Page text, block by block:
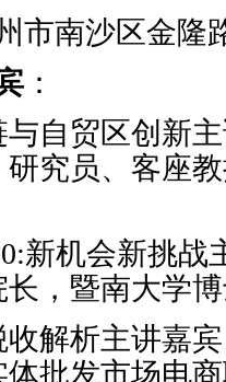
市南沙区金
：
与自贸区创新
究员、客座
机会新挑战
，暨南大学
解析主讲嘉宾
批发市场电